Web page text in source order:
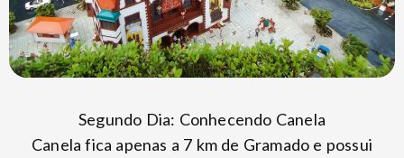
Segundo Dia: Conhecendo Canela
Canela fica apenas a 7 km de Gramado e possui